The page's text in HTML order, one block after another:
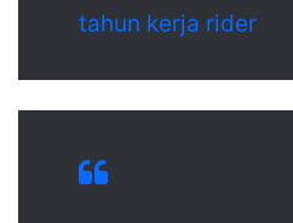
tahun kerja rider